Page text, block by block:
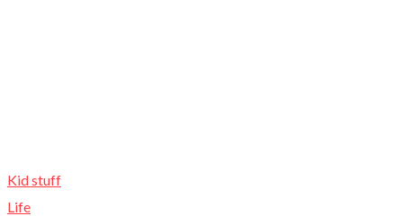
Kid stuff
Life